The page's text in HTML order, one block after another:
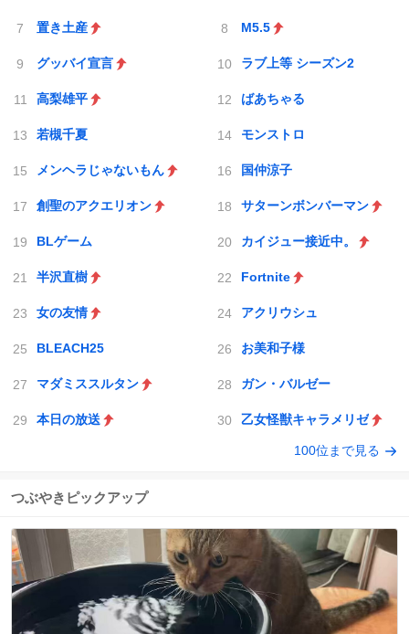
置き土産 M5.5
グッバイ宣言 ラブ上等 シーズン2
高梨雄平 ばあちゃる
若槻千夏 モンストロ
メンヘラじゃないもん 国仲涼子
創聖のアクエリオン サターンボンバーマン
BLゲーム カイジュー接近中。
半沢直樹 Fortnite
女の友情 アクリウシュ
BLEACH25 お美和子様
マダミススルタン ガン・バルゼー
本日の放送 乙女怪獣キャラメリゼ
100位まで見る
つぶやきピックアップ